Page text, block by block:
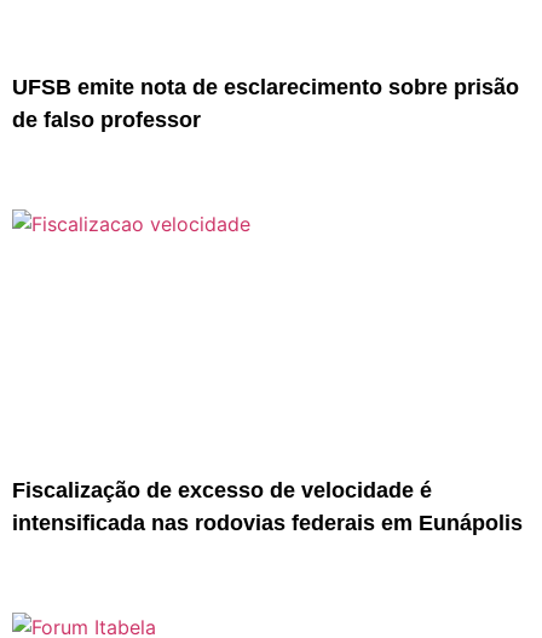
UFSB emite nota de esclarecimento sobre prisão
de falso professor
Fiscalização de excesso de velocidade é
intensificada nas rodovias federais em Eunápolis